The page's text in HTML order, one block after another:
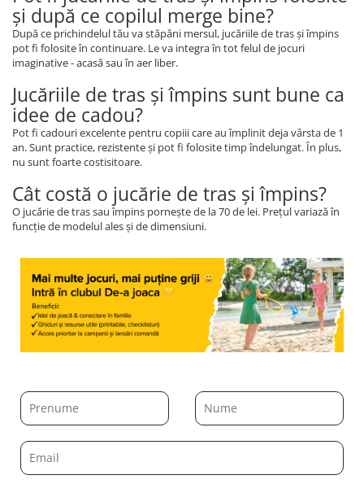
și după ce copilul merge bine?
După ce prichindelul tău va stăpâni mersul, jucăriile de tras și împins
pot fi folosite în continuare. Le va integra în tot felul de jocuri
imaginative - acasă sau în aer liber.
Jucăriile de tras și împins sunt bune ca
idee de cadou?
Pot fi cadouri excelente pentru copiii care au împlinit deja vârsta de 1
an. Sunt practice, rezistente și pot fi folosite timp îndelungat. În plus,
nu sunt foarte costisitoare.
Cât costă o jucărie de tras și împins?
O jucărie de tras sau împins pornește de la 70 de lei. Prețul variază în
funcție de modelul ales și de dimensiuni.